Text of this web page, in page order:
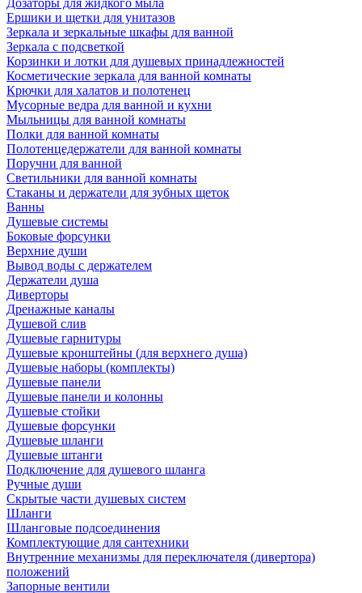
Дозаторы для жидкого мыла
Ершики и щетки для унитазов
Зеркала и зеркальные шкафы для ванной
Зеркала с подсветкой
Корзинки и лотки для душевых принадлежностей
Косметические зеркала для ванной комнаты
Крючки для халатов и полотенец
Мусорные ведра для ванной и кухни
Мыльницы для ванной комнаты
Полки для ванной комнаты
Полотенцедержатели для ванной комнаты
Поручни для ванной
Светильники для ванной комнаты
Стаканы и держатели для зубных щеток
Ванны
Душевые системы
Боковые форсунки
Верхние души
Вывод воды с держателем
Держатели душа
Диверторы
Дренажные каналы
Душевой слив
Душевые гарнитуры
Душевые кронштейны (для верхнего душа)
Душевые наборы (комплекты)
Душевые панели
Душевые панели и колонны
Душевые стойки
Душевые форсунки
Душевые шланги
Душевые штанги
Подключение для душевого шланга
Ручные души
Скрытые части душевых систем
Шланги
Шланговые подсоединения
Комплектующие для сантехники
Внутренние механизмы для переключателя (дивертора)
положений
Запорные вентили